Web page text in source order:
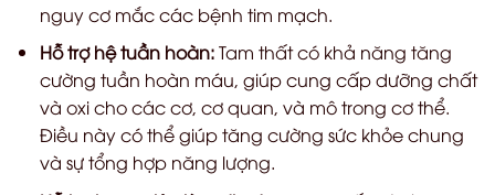
nguy cơ mắc các bệnh tim mạch.
Hỗ trợ hệ tuần hoàn:Tam thất có khả năng tăng
cường tuần hoàn máu, giúp cung cấp dưỡng chất
và oxi cho các cơ, cơ quan, và mô trong cơ thể.
Điều này có thể giúp tăng cường sức khỏe chung
và sự tổng hợp năng lượng.